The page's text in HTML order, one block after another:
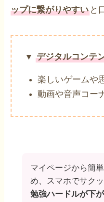
ップに繋がりやすい と
▼デジタルコンテ
楽しいゲームや
動画や音声コ
マイページから簡
め、スマホでサク
勉強ハードルが下